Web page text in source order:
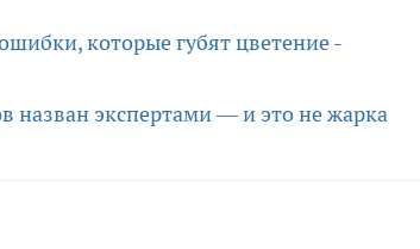
которые губят цветение -
назван экспертами — и это не жарка